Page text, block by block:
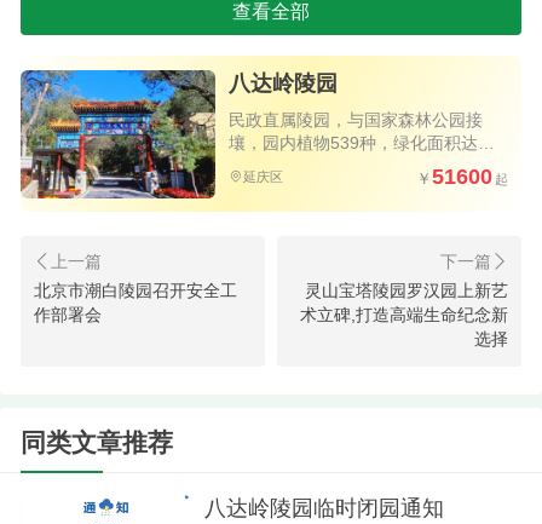
白，八达岭陵园组织工作人员深入学习《墓祭礼》
视频资料，从典籍中梳理传统祭扫的文化内涵与核
心流程。
祭扫
为让客户直观接触、便捷学习国学祭扫知识，
查看全部
八达岭陵园
民政直属陵园，与国家森林公园接
壤，园内植物539种，绿化面积达
延庆区 51600
北京市潮白陵园召开安全工
作部署会
灵山宝塔陵园罗汉园上新艺
术立碑,打造高端生命纪念新
选择
同类文章推荐
八达岭陵园临时闭园通知